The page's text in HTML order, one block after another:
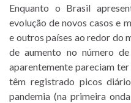
Enquanto o Brasil
evolução de novos casos e
e outros países ao redor do
de aumento no número
aparentemente pareciam
têm registrado picos
pandemia (na primeira